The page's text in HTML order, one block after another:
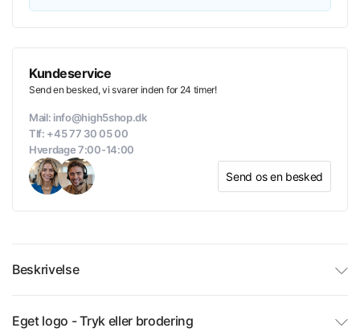
Kundeservice
Send en besked, vi svarer inden for 24 timer!
Mail: info@high5shop.dk
Tlf: +45 77 30 05 00
Hverdage 7:00-14:00
Send os en besked
Beskrivelse
Eget logo - Tryk eller brodering